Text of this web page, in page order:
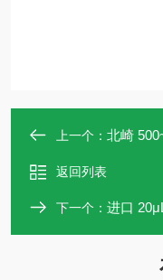
上一个： 北崎
返回列表
下一个： 进口